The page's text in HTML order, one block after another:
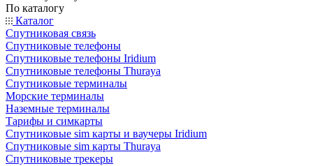
По каталогу
Каталог
Спутниковая связь
Спутниковые телефоны
Спутниковые телефоны Iridium
Спутниковые телефоны Thuraya
Спутниковые терминалы
Морские терминалы
Наземные терминалы
Тарифы и симкарты
Спутниковые sim карты и ваучеры Iridium
Спутниковые sim карты Thuraya
Спутниковые трекеры